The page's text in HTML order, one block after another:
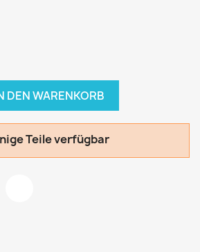
DEN WARENKORB
Teile verfügbar